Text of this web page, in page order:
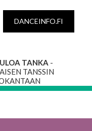
DANCEINFO.FI
TANKA -
TANSSIN